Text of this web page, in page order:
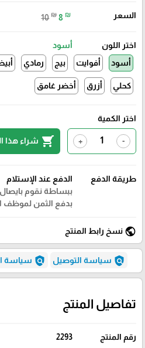
السعر 10 ₪ 8 ₪
اختر اللون
أسود
أسود
أفوايت بيج رمادي
كحلي أزرق أخضر غامق
اختر الكمية
-
+
shopping_cart شراء هذا
طريقة الدفع
الدفع عند الإستلام
ببساطة نقوم بايصال
بدفع الثمن لموظف
public نسخ رابط المنتج
policy سياسة التوصيل policy سياسة
تفاصيل المنتج
رقم المنتج 2293